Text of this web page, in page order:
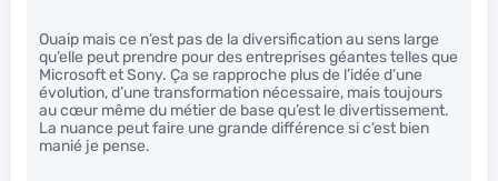
Ouaip mais ce n’est pas de la diversification au sens large
qu’elle peut prendre pour des entreprises géantes telles que
Microsoft et Sony. Ça se rapproche plus de l’idée d’une
évolution, d’une transformation nécessaire, mais toujours
au cœur même du métier de base qu’est le divertissement.
La nuance peut faire une grande différence si c’est bien
manié je pense.